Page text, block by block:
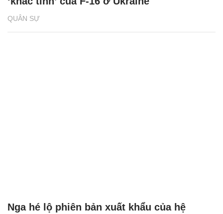
QUÂN SỰ
Nga hé lộ phiên bản xuất khẩu của hệ